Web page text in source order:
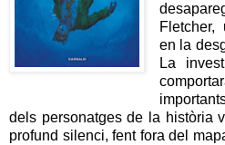
en la
La
dels personatges de la història
profund silenci, fent fora del